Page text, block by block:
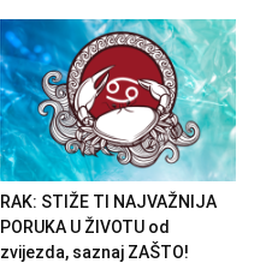
RAK: STIŽE TI NAJVAŽNIJA
PORUKA U ŽIVOTU od
zvijezda, saznaj ZAŠTO!